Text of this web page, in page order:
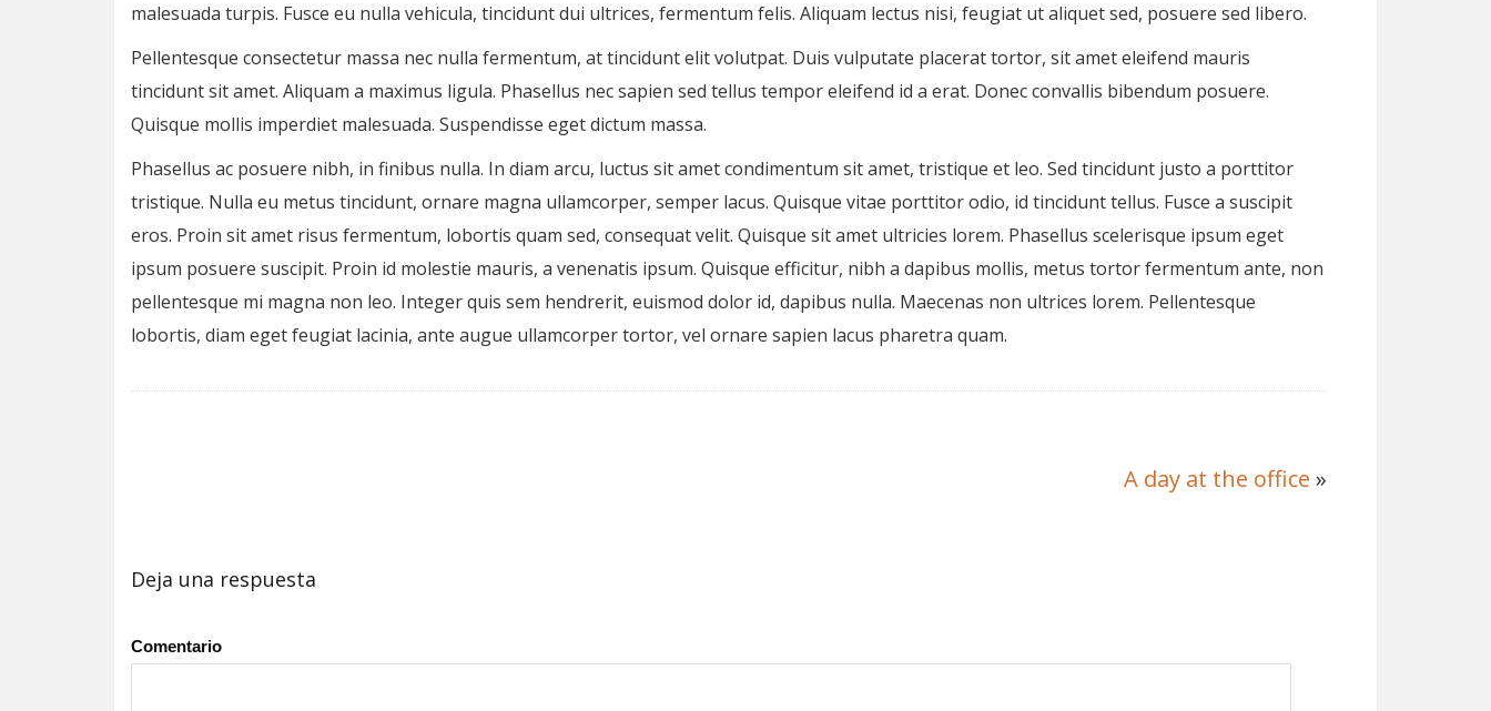
malesuada turpis. Fusce eu nulla vehicula, tincidunt dui ultrices, fermentum felis. Aliquam lectus nisi, feugiat ut aliquet sed, posuere sed libero.
Pellentesque consectetur massa nec nulla fermentum, at tincidunt elit volutpat. Duis vulputate placerat tortor, sit amet eleifend mauris
tincidunt sit amet. Aliquam a maximus ligula. Phasellus nec sapien sed tellus tempor eleifend id a erat. Donec convallis bibendum posuere.
Quisque mollis imperdiet malesuada. Suspendisse eget dictum massa.
Phasellus ac posuere nibh, in finibus nulla. In diam arcu, luctus sit amet condimentum sit amet, tristique et leo. Sed tincidunt justo a porttitor
tristique. Nulla eu metus tincidunt, ornare magna ullamcorper, semper lacus. Quisque vitae porttitor odio, id tincidunt tellus. Fusce a suscipit
eros. Proin sit amet risus fermentum, lobortis quam sed, consequat velit. Quisque sit amet ultricies lorem. Phasellus scelerisque ipsum eget
ipsum posuere suscipit. Proin id molestie mauris, a venenatis ipsum. Quisque efficitur, nibh a dapibus mollis, metus tortor fermentum ante, non
pellentesque mi magna non leo. Integer quis sem hendrerit, euismod dolor id, dapibus nulla. Maecenas non ultrices lorem. Pellentesque
lobortis, diam eget feugiat lacinia, ante augue ullamcorper tortor, vel ornare sapien lacus pharetra quam.
A day at the office »
Deja una respuesta
Comentario